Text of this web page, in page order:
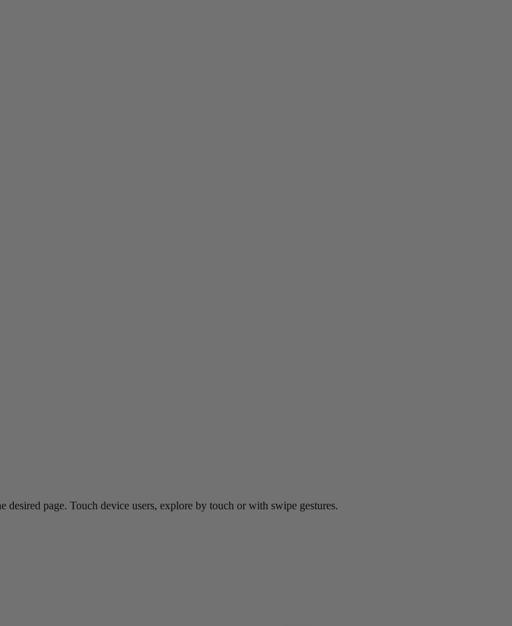
page. Touch device users, explore by touch or with swipe gestures.